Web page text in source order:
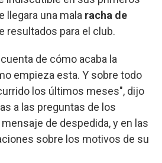
llegara una mala racha de
resultados para el club.
de cómo acaba la
empieza esta. Y sobre todo
los últimos meses", dijo
a las preguntas de los
de despedida, y en las
sobre los motivos de su